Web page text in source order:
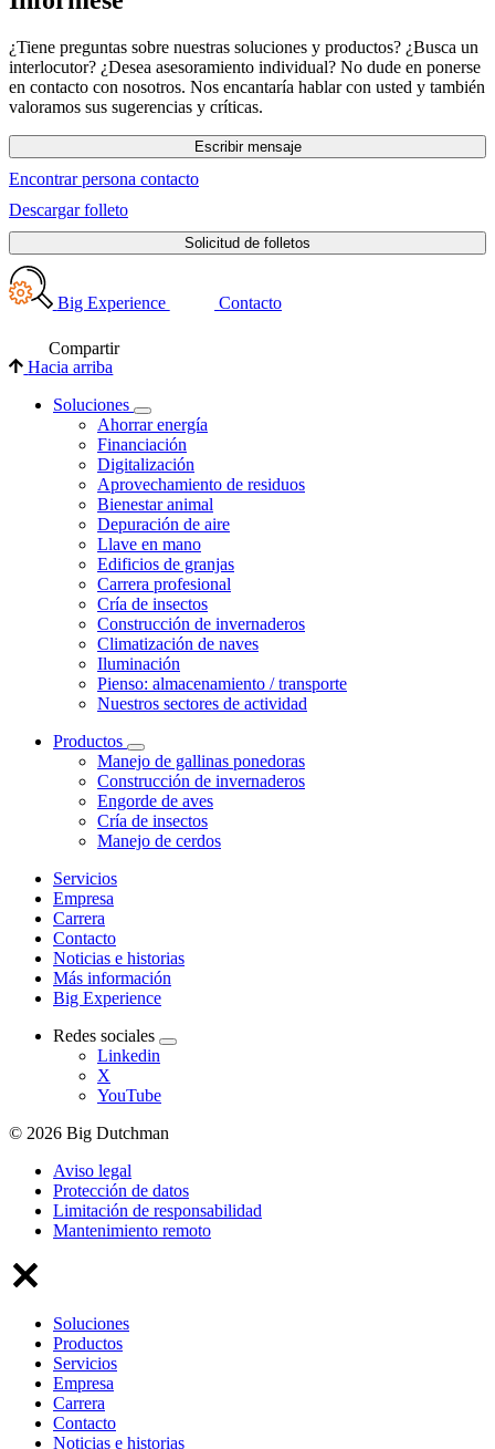
¿Tiene preguntas sobre nuestras soluciones y productos? ¿Busca un
interlocutor? ¿Desea asesoramiento individual? No dude en ponerse
en contacto con nosotros. Nos encantaría hablar con usted y también
valoramos sus sugerencias y críticas.
Escribir mensaje
Encontrar persona contacto
Descargar folleto
Solicitud de folletos
Big Experience Contacto
Compartir
Hacia arriba
Soluciones
Ahorrar energía
Financiación
Digitalización
Aprovechamiento de residuos
Bienestar animal
Depuración de aire
Llave en mano
Edificios de granjas
Carrera profesional
Cría de insectos
Construcción de invernaderos
Climatización de naves
Iluminación
Pienso: almacenamiento / transporte
Nuestros sectores de actividad
Productos
Manejo de gallinas ponedoras
Construcción de invernaderos
Engorde de aves
Cría de insectos
Manejo de cerdos
Servicios
Empresa
Carrera
Contacto
Noticias e historias
Más información
Big Experience
Redes sociales
Linkedin
X
YouTube
© 2026 Big Dutchman
Aviso legal
Protección de datos
Limitación de responsabilidad
Mantenimiento remoto
Soluciones
Productos
Servicios
Empresa
Carrera
Contacto
Noticias e historias